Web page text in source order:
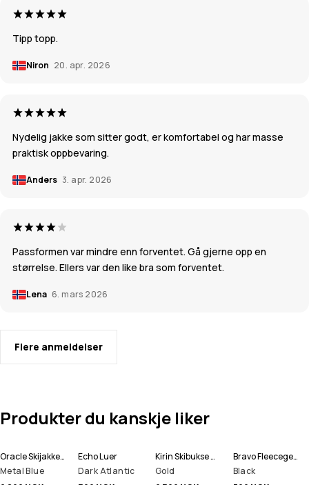
Tipp topp.
Niron 20. apr. 2026
Nydelig jakke som sitter godt, er komfortabel og har masse
praktisk oppbevaring.
Anders 3. apr. 2026
Passformen var mindre enn forventet. Gå gjerne opp en
størrelse. Ellers var den like bra som forventet.
Lena 6. mars 2026
Flere anmeldelser
Produkter du kanskje liker
Oracle Skijakke Herre
Metal Blue
Echo Luer
Dark Atlantic
Kirin Skibukse Herre
Gold
Bravo Fleecegenser Herre
Black